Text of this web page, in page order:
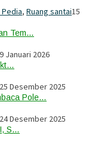
, Ruang santai15
Tem…
9 Januari 2026
25 Desember 2025
Pole…
24 Desember 2025
S…